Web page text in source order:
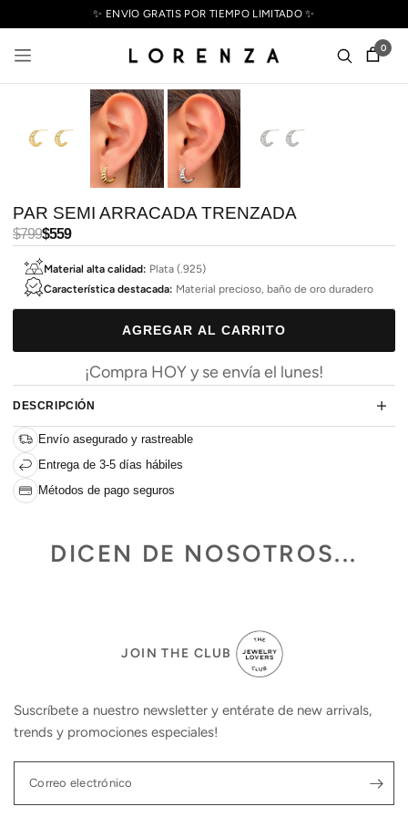
✨ ENVÍO GRATIS POR TIEMPO LIMITADO ✨
0
PAR SEMI ARRACADA TRENZADA
Precio
habitual
$799Precio
oferta
$559
Material alta calidad: Plata (.925)
Característica destacada: Material precioso, baño de oro duradero
AGREGAR AL CARRITO
¡Compra HOY y se envía el lunes!
DESCRIPCIÓN
Envío asegurado y rastreable
Entrega de 3-5 días hábiles
Métodos de pago seguros
DICEN DE NOSOTROS...
JOIN THE CLUB
Suscríbete a nuestro newsletter y entérate de new arrivals,
trends y promociones especiales!
Correo electrónico